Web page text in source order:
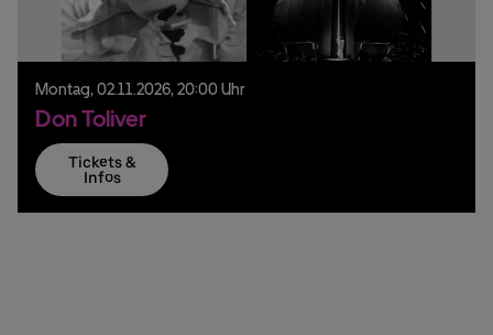
Montag, 02.11.2026, 20:00 Uhr
Don Toliver
Tickets &
Infos